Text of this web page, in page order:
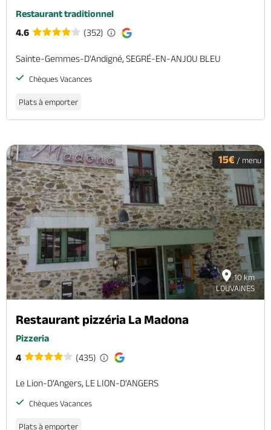
Restaurant traditionnel
4.6
(352)
Sainte-Gemmes-D'Andigné, SEGRÉ-EN-ANJOU BLEU
Chèques Vacances
Plats à emporter
10 km
LOUVAINES
15€ / menu
Restaurant pizzéria La Madona
Pizzeria
4
(435)
Le Lion-D'Angers, LE LION-D'ANGERS
Chèques Vacances
Plats à emporter